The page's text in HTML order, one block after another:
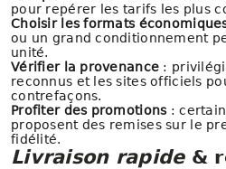
pour repérer les tarifs les plus
Choisir les formats
ou un grand conditionnement
unité.
Vérifier la provenance :
reconnus et les sites officiels
contrefaçons.
Profiter des promotions:
proposent des remises sur le
fidélité.
Livraison rapide&